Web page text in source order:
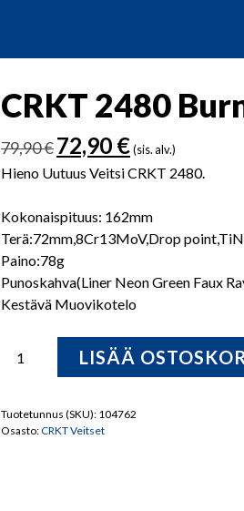
CRKT 2480
79,90€ Alkuperäinen
hinta
oli:
72,90 €Nykyinen
hinta
on:
(sis. alv.)
Hieno Uutuus Veitsi CRKT 2480.
Kokonaispituus: 162mm
Terä:72mm,8Cr13MoV,Drop
Paino:78g
Punoskahva(Liner Neon Green Faux
Kestävä Muovikotelo
2480
Akari
määrä
LISÄÄ
Tuotetunnus (SKU): 104762
Osasto:CRKT Veitset